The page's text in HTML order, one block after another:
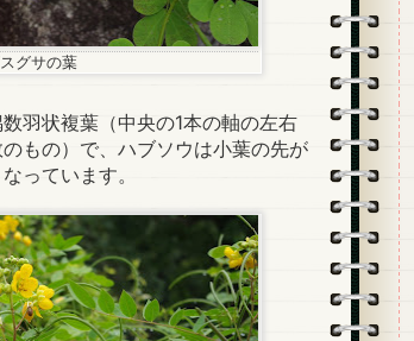
グサの葉
羽状複葉（中央の1本の軸の左右
もの）で、ハブソウは小葉の先が
っています。